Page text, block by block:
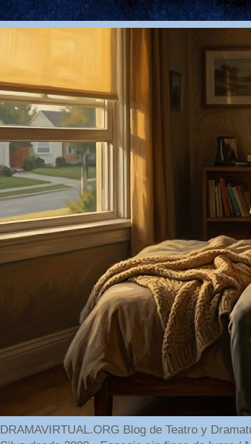
DRAMAVIRTUAL.ORG Blog de Teatro y